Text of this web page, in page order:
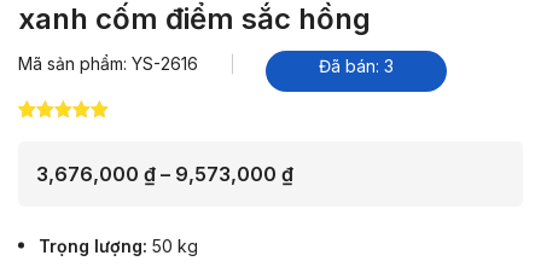
xanh cốm điểm sắc hồng
Mã sản phẩm: YS-2616 Đã bán: 3
đánh giá
3,676,000 ₫ – 9,573,000 ₫Khoảng
Trọng lượng 50 kg